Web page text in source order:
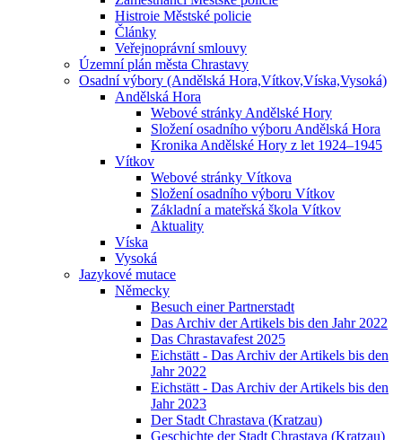
Histroie Městské policie
Články
Veřejnoprávní smlouvy
Územní plán města Chrastavy
Osadní výbory (Andělská Hora,Vítkov,Víska,Vysoká)
Andělská Hora
Webové stránky Andělské Hory
Složení osadního výboru Andělská Hora
Kronika Andělské Hory z let 1924–1945
Vítkov
Webové stránky Vítkova
Složení osadního výboru Vítkov
Základní a mateřská škola Vítkov
Aktuality
Víska
Vysoká
Jazykové mutace
Německy
Besuch einer Partnerstadt
Das Archiv der Artikels bis den Jahr 2022
Das Chrastavafest 2025
Eichstätt - Das Archiv der Artikels bis den
Jahr 2022
Eichstätt - Das Archiv der Artikels bis den
Jahr 2023
Der Stadt Chrastava (Kratzau)
Geschichte der Stadt Chrastava (Kratzau)